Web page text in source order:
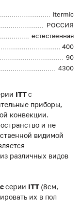
itermic
РОССИЯ
естественная
400
90
4300
ITTс
приборы,
конвекции.
и не
видимой
различных видов
серии ITT (8см,
их в пол